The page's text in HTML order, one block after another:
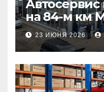
Автосервис
на 84-м км
описание
работы
23 ИЮНЯ 2026